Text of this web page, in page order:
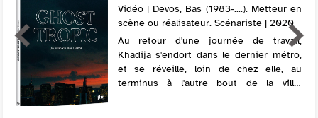
Vidéo | Devos, Bas (1983-....). Metteur en
scène ou réalisateur. Scénariste | 2020
Au retour d'une journée de travail,
Khadija s'endort dans le dernier métro,
et se réveille, loin de chez elle, au
terminus à l'autre bout de la ville.